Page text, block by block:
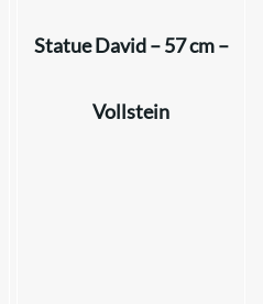
Statue David – 57 cm –
Vollstein